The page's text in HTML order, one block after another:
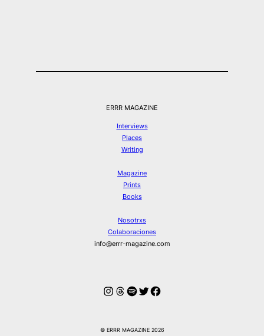
ERRR MAGAZINE
Interviews
Places
Writing
Magazine
Prints
Books
Nosotrxs
Colaboraciones
info@errr-magazine.com
Instagram
Hilos
Spotify
Twitter
Facebook
© ERRR MAGAZINE 2026